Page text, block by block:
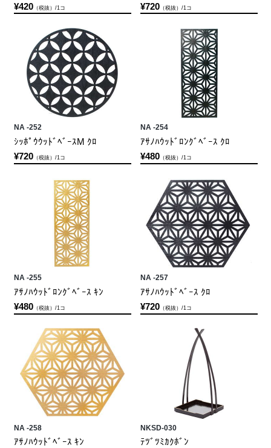
¥420（税抜）/1コ
¥720（税抜）/1コ
NA -252
ｼｯﾎﾟｳｳｯﾄﾞﾍﾞｰｽM ｸﾛ
¥720（税抜）/1コ
NA -254
ｱｻﾉﾊｳｯﾄﾞﾛﾝｸﾞﾍﾞｰｽ ｸﾛ
¥480（税抜）/1コ
NA -255
ｱｻﾉﾊｳｯﾄﾞﾛﾝｸﾞﾍﾞｰｽ ｷﾝ
¥480（税抜）/1コ
NA -257
ｱｻﾉﾊｳｯﾄﾞﾍﾞｰｽ ｸﾛ
¥720（税抜）/1コ
NA -258
ｱｻﾉﾊｳｯﾄﾞﾍﾞｰｽ ｷﾝ
NKSD-030
ﾃﾂﾞﾂﾐｶｸﾎﾞﾝ